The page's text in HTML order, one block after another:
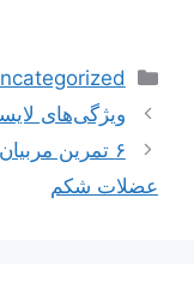
دسته‌ها
ویژگی‌های
۶ تمرین
عضلات شکم